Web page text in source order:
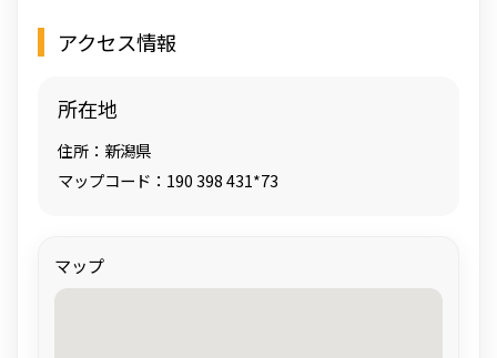
アクセス情報
所在地
住所：新潟県
マップコード：190 398 431*73
マップ